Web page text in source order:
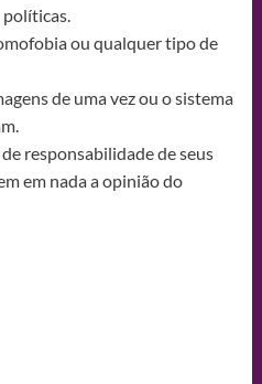
ou qualquer tipo de
de uma vez ou o sistema
responsabilidade de seus
em nada a opinião do